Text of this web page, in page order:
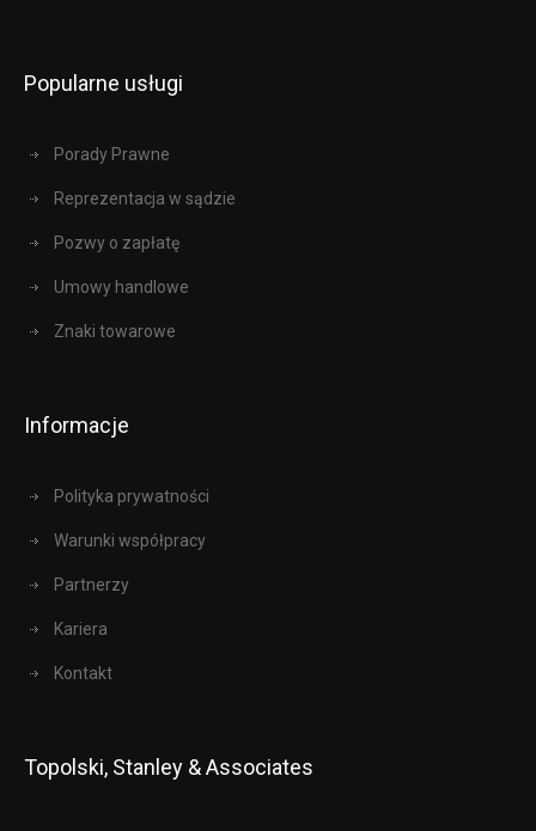
Popularne usługi
Porady Prawne
Reprezentacja w sądzie
Pozwy o zapłatę
Umowy handlowe
Znaki towarowe
Informacje
Polityka prywatności
Warunki współpracy
Partnerzy
Kariera
Kontakt
Topolski, Stanley & Associates